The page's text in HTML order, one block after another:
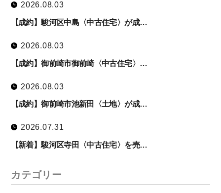
2026.08.03
【成約】駿河区中島〈中古住宅〉が成…
2026.08.03
【成約】御前崎市御前崎〈中古住宅〉…
2026.08.03
【成約】御前崎市池新田〈土地〉が成…
2026.07.31
【新着】駿河区寺田〈中古住宅〉を売…
カテゴリー